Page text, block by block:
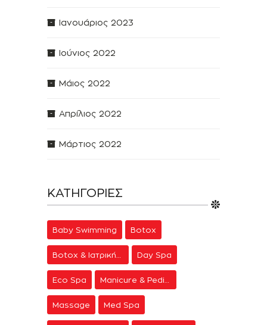
Ιανουάριος 2023
Ιούνιος 2022
Μάιος 2022
Απρίλιος 2022
Μάρτιος 2022
ΚΑΤΗΓΟΡΊΕΣ
Baby Swimming Botox
Day Spa
Eco Spa
Massage Med Spa